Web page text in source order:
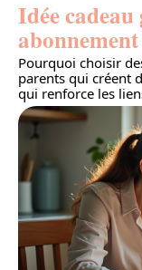
Idée
Pourquoi choisir
parents qui créent
qui renforce les